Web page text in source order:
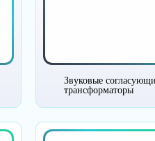
Звуковые
трансформаторы